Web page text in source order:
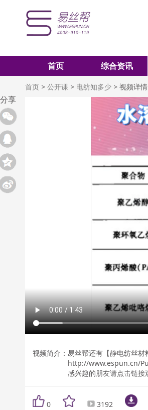
首页 综合资讯
首页 > 公开课 > 电纺知多少 > 视频详情
视频简介： 易丝帮还有【静电纺丝材
http://www.espun.cn/
感兴趣的朋友请点击链接
0 3192
分享